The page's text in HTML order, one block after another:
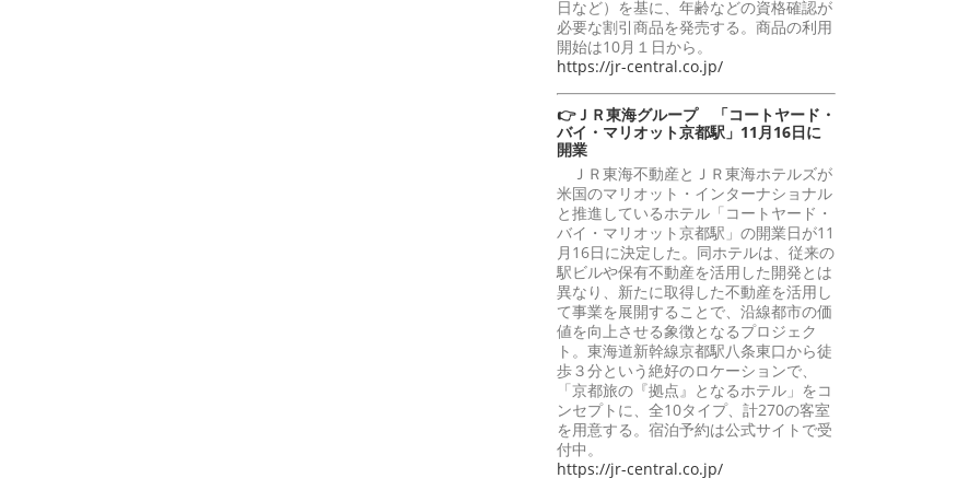
日など）を基に、年齢などの資格確認が
必要な割引商品を発売する。商品の利用
開始は10月１日から。
https://jr-central.co.jp/
👉ＪＲ東海グループ 「コートヤード・
バイ・マリオット京都駅」11月16日に
開業
ＪＲ東海不動産とＪＲ東海ホテルズが
米国のマリオット・インターナショナル
と推進しているホテル「コートヤード・
バイ・マリオット京都駅」の開業日が11
月16日に決定した。同ホテルは、従来の
駅ビルや保有不動産を活用した開発とは
異なり、新たに取得した不動産を活用し
て事業を展開することで、沿線都市の価
値を向上させる象徴となるプロジェク
ト。東海道新幹線京都駅八条東口から徒
歩３分という絶好のロケーションで、
「京都旅の『拠点』となるホテル」をコ
ンセプトに、全10タイプ、計270の客室
を用意する。宿泊予約は公式サイトで受
付中。
https://jr-central.co.jp/